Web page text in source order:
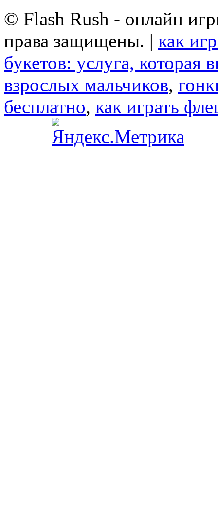
© Flash Rush - онлайн
права защищены. | как
букетов: услуга, которая
взрослых мальчиков,
бесплатно, как играть